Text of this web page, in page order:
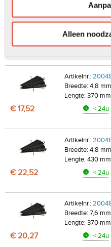
Alleen
Breedte: 4,8 mm
Lengte: 300 mm
€ 10,87 < 24u
Artikelnr.:
Breedte: 4,8 mm
Lengte: 370 mm
€ 17,52 < 24u
Artikelnr.:
Breedte: 4,8 mm
Lengte: 430 mm
€ 22,52 < 24u
Artikelnr.:
Breedte: 7,6 mm
Lengte: 370 mm
€ 20,27 < 24u